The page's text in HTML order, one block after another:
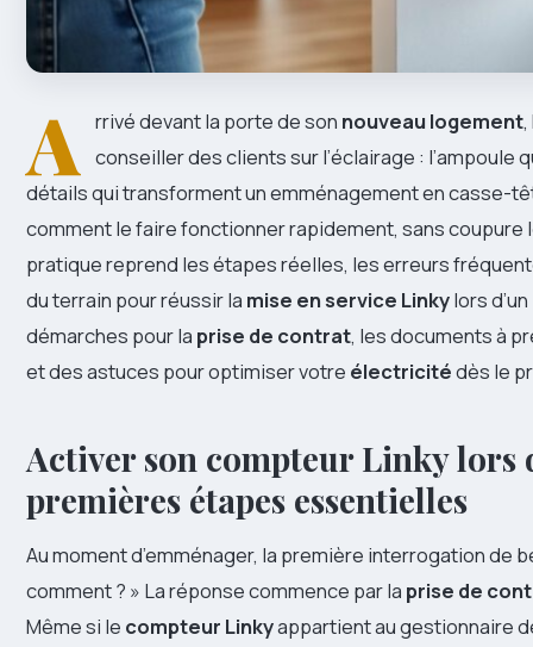
A rrivé devant la porte de son nouveau logement
conseiller des clients sur l’éclairage : l’ampoule
détails qui transforment un emménagement en casse-
comment le faire fonctionner rapidement, sans
pratique reprend les étapes réelles, les erreurs
du terrain pour réussir la mise en service Linkylors d’un
démarches pour la prise de contrat, les documents à
et des astuces pour optimiser votre électricitédès le
Activer son compteur Linky lors
premières étapes essentielles
Au moment d’emménager, la première interrogation de
comment ? » La réponse commence par la prise de
Même si le compteur Linkyappartient au gestionnaire